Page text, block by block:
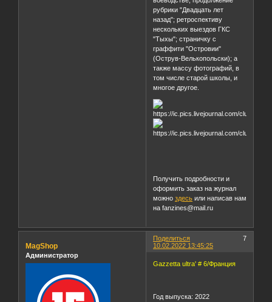
воеводстве; продолжение
рубрики "Двадцать лет
назад"; ретроспективу
нескольких выездов ГКС
"Тыхы"; страничку с
граффити "Островии"
(Острув-Велькопольски); а
также массу фотографий, в
том числе старой школы, и
Получить подробности и
можноздесьили написав нам
на fanzines@mail.ru
Поделиться
MagShop
Администратор
Gazzetta ultra' # 6/Франция